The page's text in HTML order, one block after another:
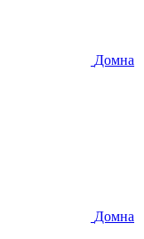
Домна
Домна